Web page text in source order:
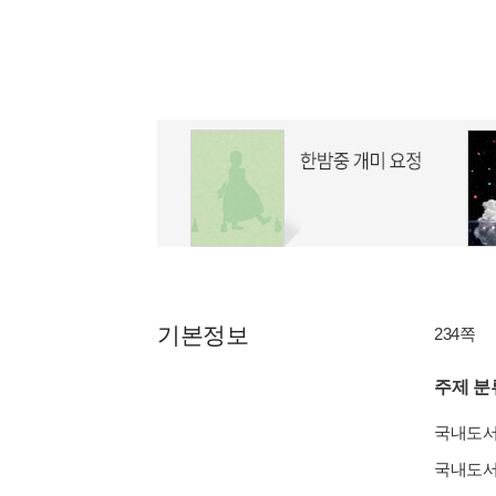
기본정보 234쪽
주제 분
국내도
국내도